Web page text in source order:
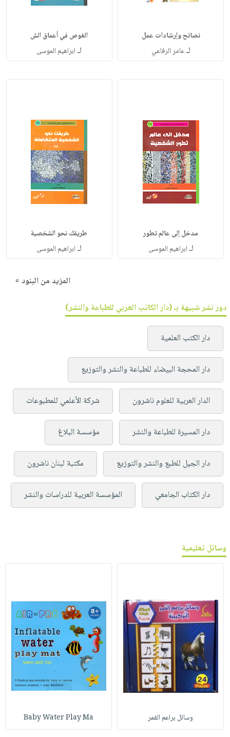
نصائح وإرشادات عمل
لـعامر الرفاعي
الغوص في أعماق الش
لـ ابراهيم الموسى
مدخل إلى عالم تطور
لـ ابراهيم الموسى
طريقك نحو الشخصية
لـ ابراهيم الموسى
المزيد من البنود »
دور نشر شبيهة بـ (دار الكاتب العربي للطباعة والنشر)
دار الكتب العلمية
دار المحجة البيضاء للطباعة والنشر والتوزيع
الدار العربية للعلوم ناشرون شركة الأعلمي للمطبوعات
دار المسيرة للطباعة والنشر مؤسسة البلاغ
دار الجيل للطبع والنشر والتوزيع مكتبة لبنان ناشرون
دار الكتاب الجامعي المؤسسة العربية للدراسات والنشر
وسائل تعليمية
وسائل براعم القمر Baby Water Play Ma